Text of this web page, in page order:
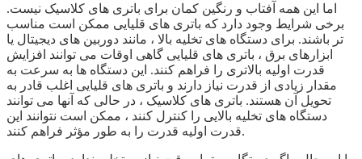
اما این همه آفتاب و رنگین کمان برای باتری های کلاسیک نیست.
برخی شرایط وجود دارد که باتری های قلیایی ممکن است مناسب
تر باشند. برای دستگاه های تخلیه بالا ، مانند دوربین های دیجیتال یا
ابزارهای برق ، باتری های قلیایی گاهی اوقات می توانند افزایش
قدرت اولیه بالاتری را فراهم کنند. این دستگاه ها به سرعت به
مقدار زیادی از قدرت نیاز دارند و باتری های قلیایی اغلب قادر به
تحویل آن هستند. باتری های کلاسیک ، در حالی که آنها می توانند
دستگاه های تخلیه بالایی را کنترل کنند ، ممکن است نتوانند این
قدرت اولیه قدرت را به طور مؤثر فراهم کنند.